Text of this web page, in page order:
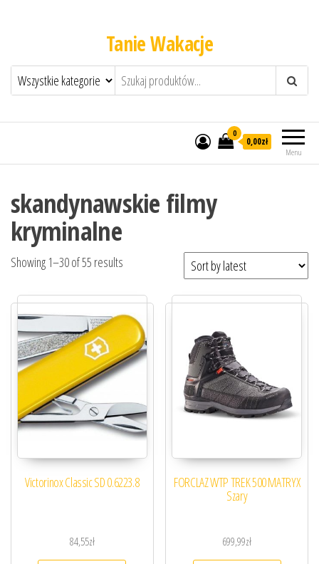
Tanie Wakacje
Menu
0
0,00zł
skandynawskie filmy
kryminalne
Showing 1–30 of 55 results
Victorinox Classic SD 0.6223.8
84,55zł
FORCLAZ WTP TREK 500 MATRYX
Szary
699,99zł